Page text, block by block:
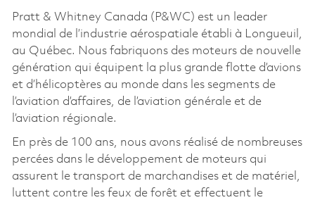
Pratt & Whitney Canada (P&WC) est un leader
mondial de l’industrie aérospatiale établi à Longueuil,
au Québec. Nous fabriquons des moteurs de nouvelle
génération qui équipent la plus grande flotte d’avions
et d’hélicoptères au monde dans les segments de
l’aviation d’affaires, de l’aviation générale et de
l’aviation régionale.
En près de 100 ans, nous avons réalisé de nombreuses
percées dans le développement de moteurs qui
assurent le transport de marchandises et de matériel,
luttent contre les feux de forêt et effectuent le